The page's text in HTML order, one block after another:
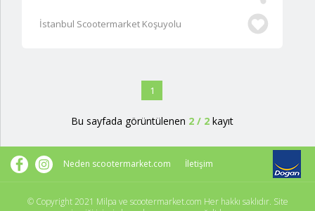
İstanbul Scootermarket Koşuyolu
1
Bu sayfada görüntülenen 2/ 2kayıt
Neden scootermarket.com İletişim
© Copyright 2021 Milpa ve scootermarket.com Her hakkı saklıdır. Site